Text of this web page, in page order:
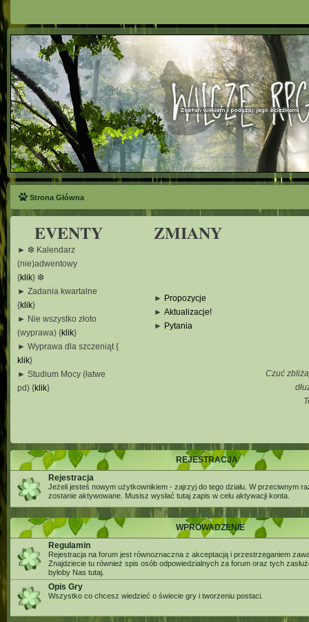
Strona Główna
EVENTY ZMIANY
► ❆ Kalendarz
(nie)adwentowy
{klik} ❆
► Zadania kwartalne
{klik}
► Nie wszystko złoto
(wyprawa) {klik}
► Wyprawa dla szczeniąt {
klik}
► Studium Mocy (łatwe
pd) {klik}
► Propozycje
► Aktualizacje!
► Pytania
Czuć
REJESTRACJA
Rejestracja
Jeżeli jesteś nowym użytkownikiem - zajrzyj do tego działu. W przeciwnym
zostanie aktywowane. Musisz wysłać tutaj zapis w celu aktywacji konta.
WPROWADZENIE
Regulamin
Rejestracja na forum jest równoznaczna z akceptacją i przestrzeganiem
Znajdziecie tu również spis osób odpowiedzialnych za forum oraz tych
byłoby Nas tutaj.
Opis Gry
Wszystko co chcesz wiedzieć o świecie gry i tworzeniu postaci.